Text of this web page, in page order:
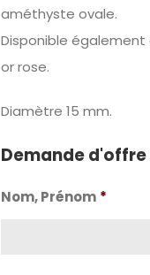
améthyste ovale.
Disponible également
or rose.
Diamètre 15 mm.
Demande d'offre
Nom, Prénom *